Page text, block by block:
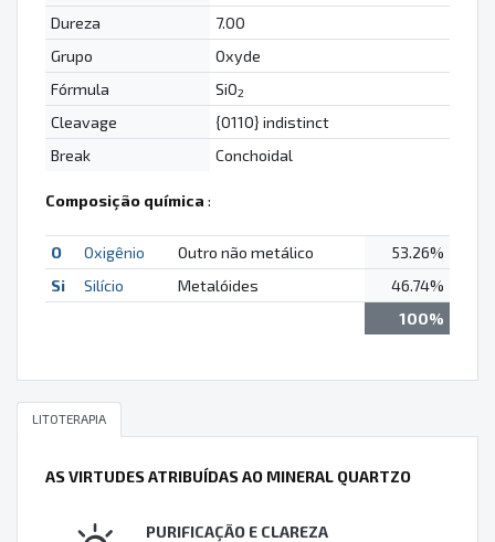
Dureza
7.00
Grupo
Oxyde
Fórmula
SiO2
Cleavage
{0110} indistinct
Break
Conchoidal
Composição química :
O Oxigênio Outro não metálico
53.26%
Si
Silício Metalóides
46.74%
100%
LITOTERAPIA
AS VIRTUDES ATRIBUÍDAS AO MINERAL QUARTZO
PURIFICAÇÃO E CLAREZA